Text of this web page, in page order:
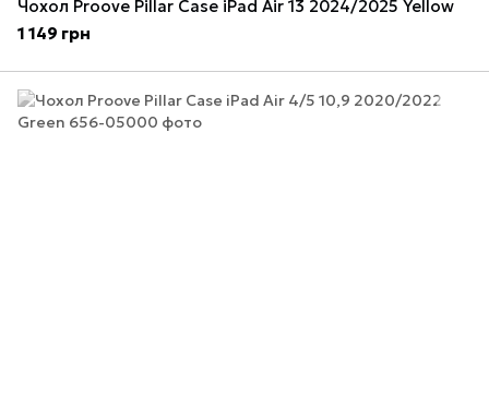
Чохол Proove Pillar Case iPad Air 13 2024/2025 Yellow
1 149 грн